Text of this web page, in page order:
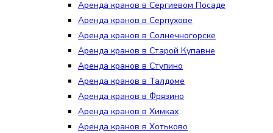
Аренда кранов в Сергиевом Посаде
Аренда кранов в Серпухове
Аренда кранов в Солнечногорске
Аренда кранов в Старой Купавне
Аренда кранов в Ступино
Аренда кранов в Талдоме
Аренда кранов в Фрязино
Аренда кранов в Химках
Аренда кранов в Хотьково